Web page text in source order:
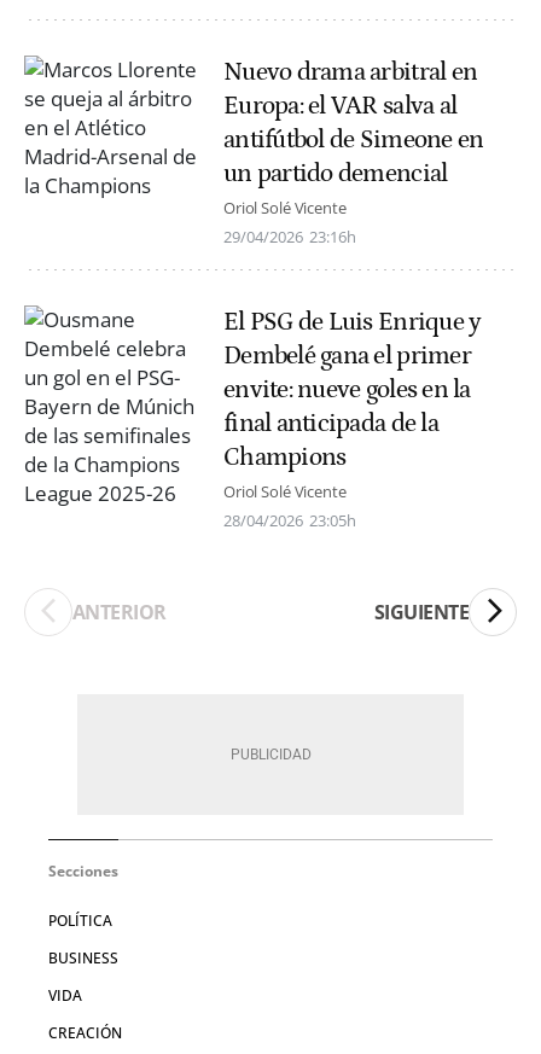
Nuevo drama arbitral en
Europa: el VAR salva al
antifútbol de Simeone en
un partido demencial
Oriol Solé Vicente
29/04/2026 23:16h
El PSG de Luis Enrique y
Dembelé gana el primer
envite: nueve goles en la
final anticipada de la
Champions
Oriol Solé Vicente
28/04/2026 23:05h
ANTERIOR SIGUIENTE
Secciones
POLÍTICA
BUSINESS
VIDA
CREACIÓN